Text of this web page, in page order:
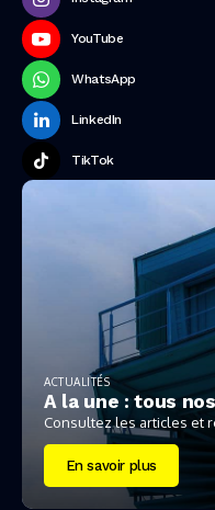
YouTube
WhatsApp
LinkedIn
TikTok
ACTUALITÉS
A la une : tous
Consultez les articles et
En savoir plus